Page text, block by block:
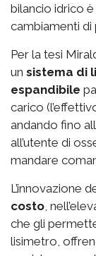
bilancio idrico
cambiamenti di
Per la tesi
un sistema di
espandibile
carico
andando fino
all’utente di
mandare
L’innovazione
costo ,
che gli
lisimetro,